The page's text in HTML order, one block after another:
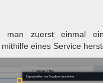
man zuerst einmal
eines Service